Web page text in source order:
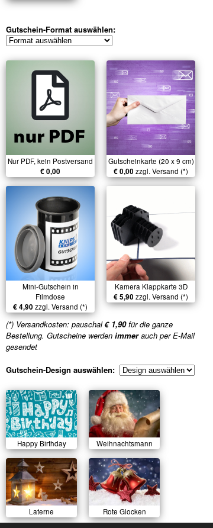
Gutschein-Format auswählen:
Nur PDF, kein Postversand
€ 0,00
Gutscheinkarte (20 x 9 cm)
€ 0,00 zzgl. Versand (*)
Mini-Gutschein in
Filmdose
€ 4,90 zzgl. Versand (*)
Kamera Klappkarte 3D
€ 5,90 zzgl. Versand (*)
(*) Versandkosten: pauschal€ 1,90für die ganze
Bestellung. Gutscheine werden immerauch per E-Mail
gesendet
Gutschein-Design auswählen:
Happy Birthday Weihnachtsmann
Laterne Rote Glocken